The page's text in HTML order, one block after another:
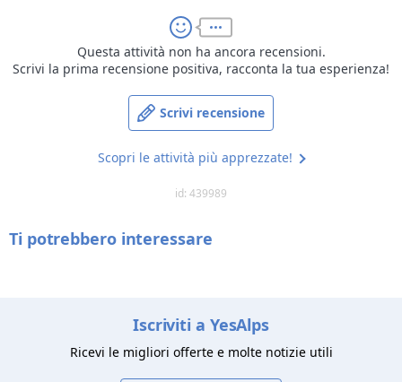
Questa attività non ha ancora recensioni.
Scrivi la prima recensione positiva, racconta la tua esperienza!
Scrivi recensione
Scopri le attività più apprezzate!
id: 439989
Ti potrebbero interessare
Iscriviti a YesAlps
Ricevi le migliori offerte e molte notizie utili